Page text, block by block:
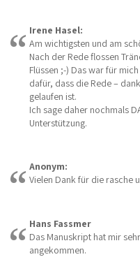
Irene Hasel:
Am wichtigsten und am
Nach der Rede flossen
Flüssen ;-) Das war für
dafür, dass die Rede –
gelaufen ist.
Ich sage daher nochmals
Unterstützung.
Anonym:
Vielen Dank für die rasche
Hans Fassmer
Das Manuskript hat mir
angekommen.